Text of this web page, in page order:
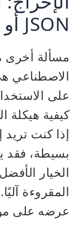
JSON أو HTML؟
مسألة أخرى
الاصطناعي
على
كيفية هيكلة
إذا كنت
بسيطة، فقد
الخيار
المقروءة
عرضه على